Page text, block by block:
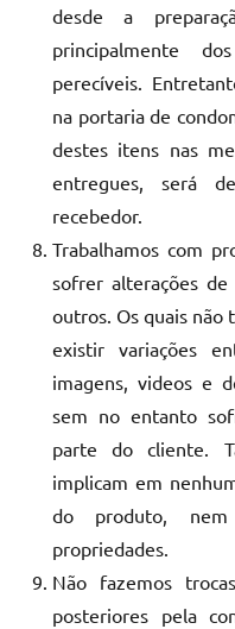
desde a
principalmente
perecíveis.
na portaria de
destes itens nas
entregues, será
recebedor.
Trabalhamos com
sofrer alterações
outros. Os quais
existir variações
imagens, videos e
sem no entanto
parte do cliente.
implicam em
do produto,
propriedades.
Não fazemos
posteriores pela